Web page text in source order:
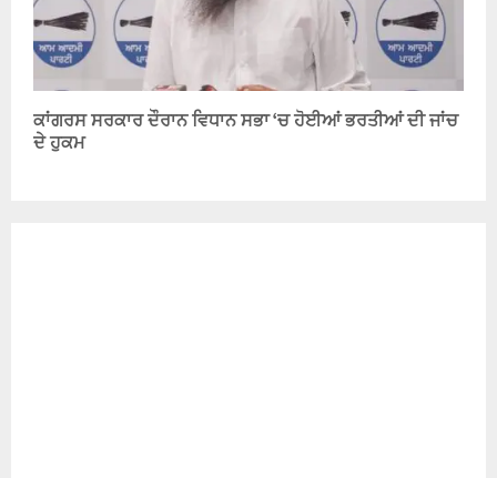
ਕਾਂਗਰਸ ਸਰਕਾਰ ਦੌਰਾਨ ਵਿਧਾਨ ਸਭਾ ‘ਚ ਹੋਈਆਂ ਭਰਤੀਆਂ ਦੀ ਜਾਂਚ
ਦੇ ਹੁਕਮ